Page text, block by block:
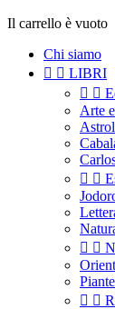
Il carrello è vuoto
Chi siamo
  LIBRI
 
Arte
 
 
 